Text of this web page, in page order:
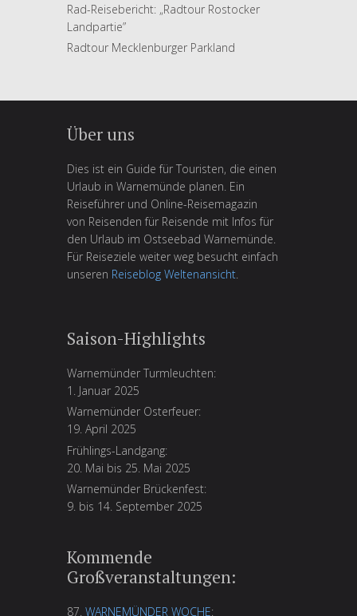
Rad-Reisebericht: „Radtour Rostocker
Landpartie”
Radtour Mecklenburger Parkland
Über uns
Dies ist ein Guide für Touristen, die einen
Urlaub in Warnemünde planen. Ein
Reiseführer und Online-Reisemagazin
von Reisenden für Reisende mit Infos für
den Urlaub im Ostseebad Warnemünde.
Für Reiseziele weiter weg besucht einfach
unseren Reiseblog Weltenansicht
Saison-Highlights
Warnemünder Turmleuchten:
1. Januar 2025
Warnemünder Osterfeuer:
19. April 2025
Frühlings-Landgang:
20. Mai bis 25. Mai 2025
Warnemünder Brückenfest:
9. bis 14. September 2025
Kommende
Großveranstaltungen:
87. WARNEMÜNDER WOCHE: